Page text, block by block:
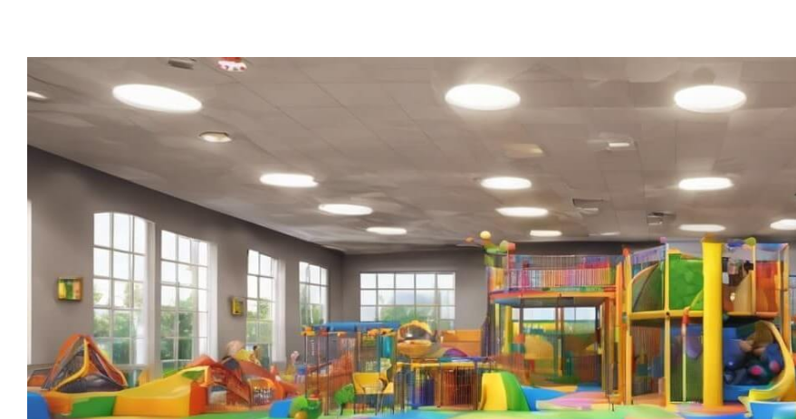
Ngame a FEEXPO 2026: Lasergame e VR a Bergamo